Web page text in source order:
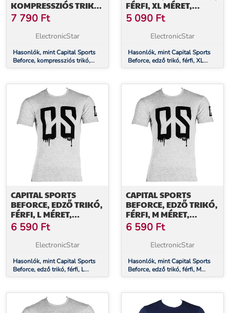
KOMPRESSZIÓS TRIKÓ,
FUNKCIONÁLIS
FEHÉRNEMŰ, FÉRFI, M
MÉRET
7 790 Ft
ElectronicStar
Hasonlók, mint Capital Sports
Beforce, kompressziós trikó,
funkcionális fehérnemű, férfi, M
FÉRFI, XL MÉRET,
SZÜRKE
5 090 Ft
ElectronicStar
Hasonlók, mint Capital Sports
Beforce, edző trikó, férfi, XL
méret, szürke
CAPITAL SPORTS
BEFORCE, EDZŐ TRIKÓ,
FÉRFI, L MÉRET,
SZÜRKE
6 590 Ft
ElectronicStar
Hasonlók, mint Capital Sports
Beforce, edző trikó, férfi, L
méret, szürke
CAPITAL SPORTS
BEFORCE, EDZŐ TRIKÓ,
FÉRFI, M MÉRET,
SZÜRKE
6 590 Ft
ElectronicStar
Hasonlók, mint Capital Sports
Beforce, edző trikó, férfi, M
méret, szürke